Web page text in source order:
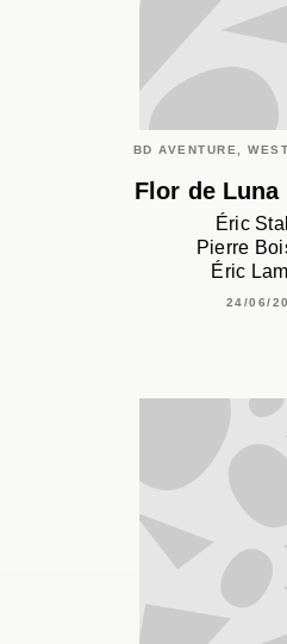
BD AVENTURE,
Flor de Luna
Éric
Pierre
Éric
24/06/